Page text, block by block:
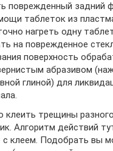
поврежденный задний
таблеток из
нагреть одну
на поврежденное
поверхность
абразивом
глиной) для
клеить трещины
Алгоритм действий
с клеем. Подобрать вы